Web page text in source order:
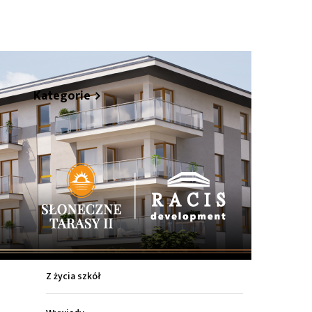
Kategorie
Z życia miasta
Sport
Kultura
Wiadomości z regionu
Z życia szkół